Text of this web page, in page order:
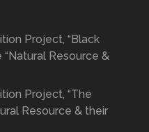
Project, “Black
Resource &
Project, “The
Resource & their